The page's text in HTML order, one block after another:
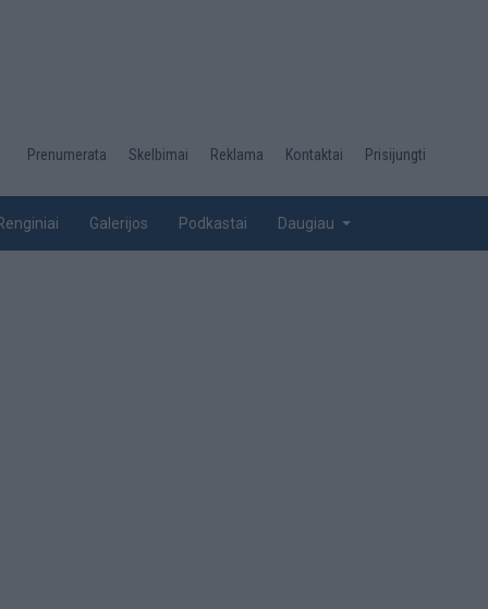
Desktop
top
Prenumerata Skelbimai Reklama Kontaktai Prisijungti
Galerijos Podkastai Daugiau